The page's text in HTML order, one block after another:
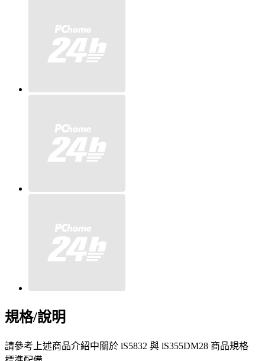
規格/說明
請參考上述商品介紹中關於 iS5832 與 iS355DM28 商品規格